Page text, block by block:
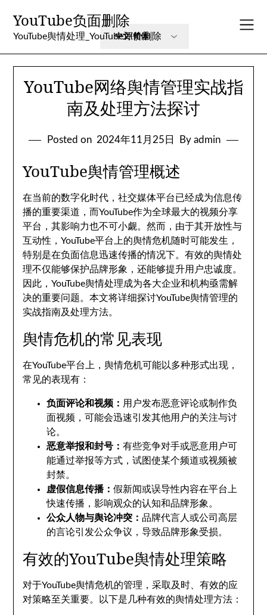
content
YouTube负面删除
YouTube舆情处理_YouTube评价删除
YouTube网络舆情管理实战指
南及处理方法探讨
Posted on 2024年11月25日 By admin
YouTube舆情管理概述
在当前的数字化时代，社交媒体平台已经成为信息传
播的重要渠道，而YouTube作为全球最大的视频分享
平台，其影响力也不可小觑。然而，由于其开放性与
互动性，YouTube平台上的舆情危机随时可能发生，
特别是在负面信息迅速传播的情况下。有效的舆情处
理不仅能够保护品牌形象，还能够提升用户忠诚度。
因此，YouTube舆情处理成为各大企业和机构亟需解
决的重要问题。本文将详细探讨YouTube舆情管理的
实战指南及处理方法。
舆情危机的常见表现
在YouTube平台上，舆情危机可能以多种形式出现，
常见的表现有：
负面评论和视频： 用户发布恶意评论或制作负
面视频，可能会迅速引发其他用户的关注与讨
论。
恶意举报和封号：有些竞争对手或恶意用户可
能通过举报等方式，试图使某个频道或视频被
封禁。
虚假信息传播：假新闻或误导性内容在平台上
快速传播，影响观众的认知和品牌形象。
公众人物与舆论冲突：品牌代言人或公司高层
的言论引发公众争议，导致品牌形象受损。
有效的YouTube舆情处理策略
对于YouTube舆情危机的管理，采取及时、有效的应
对策略至关重要。以下是几种有效的舆情处理方法：